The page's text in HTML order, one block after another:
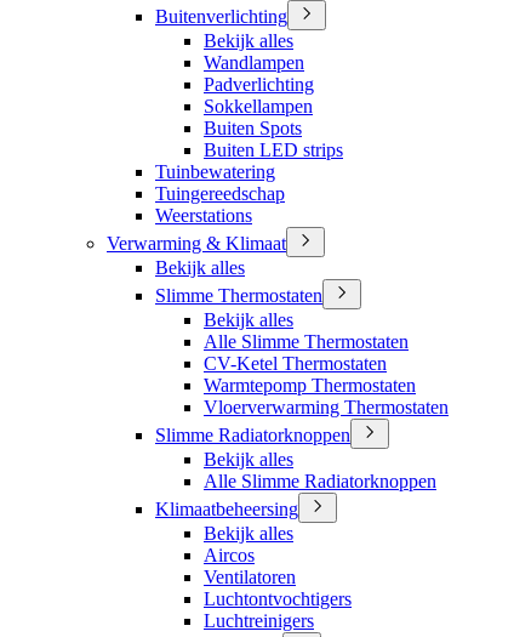
Buitenverlichting
Bekijk alles
Wandlampen
Padverlichting
Sokkellampen
Buiten Spots
Buiten LED strips
Tuinbewatering
Tuingereedschap
Weerstations
Verwarming & Klimaat
Bekijk alles
Slimme Thermostaten
Bekijk alles
Alle Slimme Thermostaten
CV-Ketel Thermostaten
Warmtepomp Thermostaten
Vloerverwarming Thermostaten
Slimme Radiatorknoppen
Bekijk alles
Alle Slimme Radiatorknoppen
Klimaatbeheersing
Bekijk alles
Aircos
Ventilatoren
Luchtontvochtigers
Luchtreinigers